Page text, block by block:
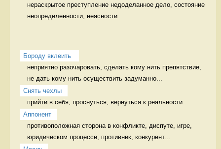
нераскрытое преступление недоделанное дело, состояние
неопределенности, неясности
Бороду вклеить
неприятно разочаровать, сделать кому нить препятствие,
не дать кому нить осуществить задуманно...
Снять чехлы
прийти в себя, проснуться, вернуться к реальности
Аппонент
противоположная сторона в конфликте, диспуте, игре,
юридическом процессе; противник, конкурент...